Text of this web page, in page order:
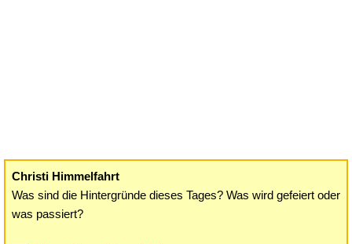
Christi Himmelfahrt
Was sind die Hintergründe dieses Tages? Was wird gefeiert oder
was passiert?